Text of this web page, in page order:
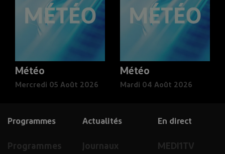
Météo
Mercredi 05 Août 2026
Météo
Mardi 04 Août 2026
En direct
MEDI1TV
Actualités
Journaux
Programmes
Programmes